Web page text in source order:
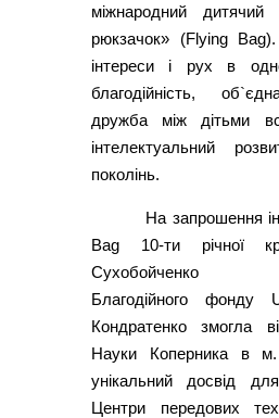
міжнародний
рюкзачок» (Flying
інтереси і рух в
благодійність,
дружба між дітьми
інтелектуальний
поколінь.
На запрошення
Bag 10-ти річної
Сухобойченко
Благодійного фонду
Кондратенко змогла
Науки Коперника в
унікальний досвід
Центри передових